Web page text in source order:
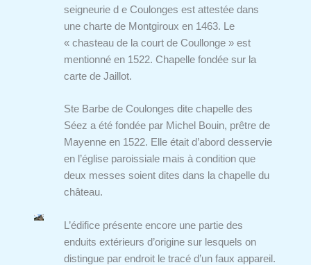
seigneurie d e Coulonges est attestée dans
une charte de Montgiroux en 1463. Le
« chasteau de la court de Coullonge » est
mentionné en 1522. Chapelle fondée sur la
carte de Jaillot.
Ste Barbe de Coulonges dite chapelle des
Séez a été fondée par Michel Bouin, prêtre de
Mayenne en 1522. Elle était d’abord desservie
en l’église paroissiale mais à condition que
deux messes soient dites dans la chapelle du
château.
L’édifice présente encore une partie des
enduits extérieurs d’origine sur lesquels on
distingue par endroit le tracé d’un faux appareil.